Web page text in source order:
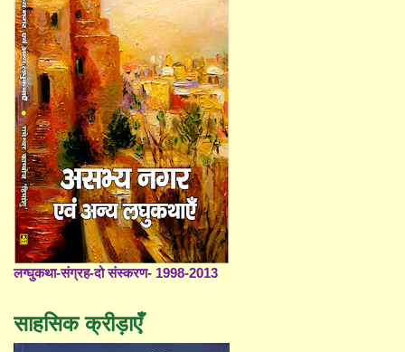
लग्घुकथा-संग्रह-दो संस्करण- 1998-2013
साहसिक क्रीड़ाएँ